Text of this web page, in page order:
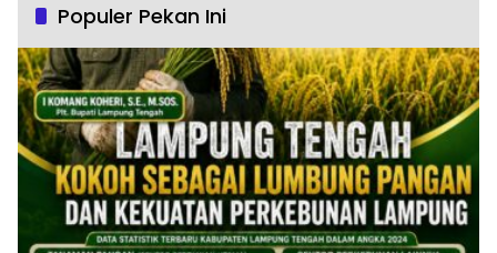
Populer Pekan Ini